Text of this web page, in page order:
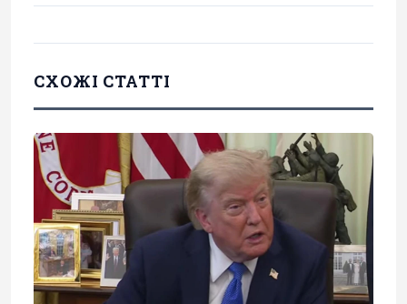
СХОЖІ СТАТТІ